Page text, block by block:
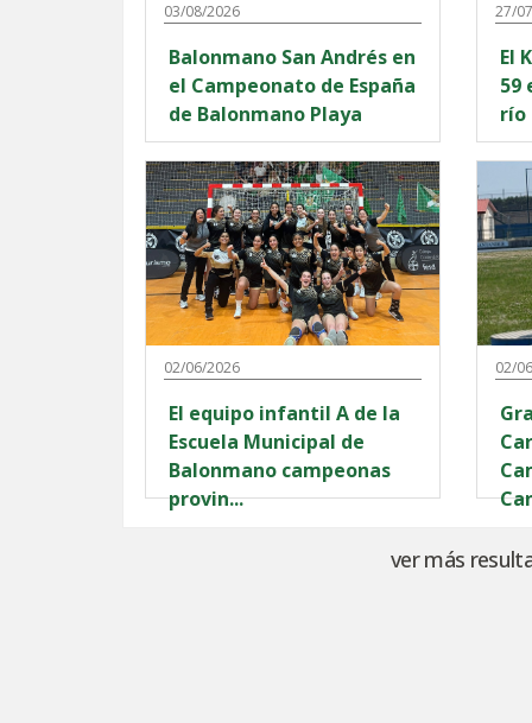
03/08/2026
Balonmano San Andrés en
el Campeonato de España
de Balonmano Playa
27/
El
59
río
02/06/2026
El equipo infantil A de la
Escuela Municipal de
Balonmano campeonas
provin...
02/
ver más